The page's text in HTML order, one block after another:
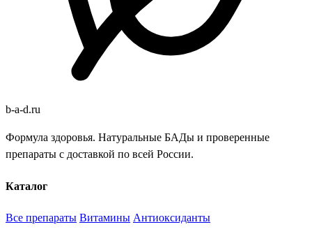
b-a-d.ru
Формула здоровья. Натуральные БАДы и проверенные
препараты с доставкой по всей России.
Каталог
Все препараты Витамины Антиоксиданты